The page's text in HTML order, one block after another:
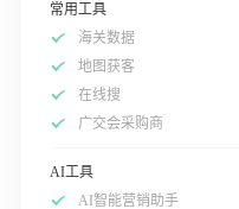
常用工具
海关数据
地图获客
在线搜
广交会采购商
AI工具
AI智能营销助手